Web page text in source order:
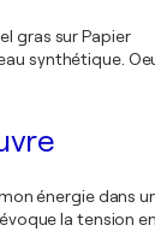
gras sur Papier
synthétique.
énergie dans
la tension